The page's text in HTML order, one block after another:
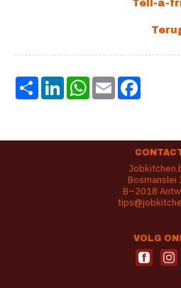
Share LinkedInWhatsApp
Email
Bosmanslei
B–2018
VOLG